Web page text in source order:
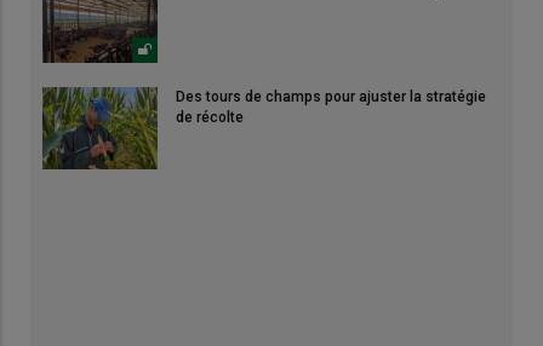
Des tours de champs pour ajuster la stratégie
de récolte